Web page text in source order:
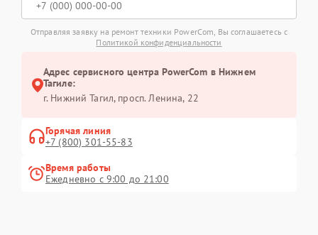
Отправляя заявку на ремонт техники PowerCom, Вы соглашаетесь с
Политикой конфиденциальности
Адрес сервисного центра PowerCom в Нижнем
Тагиле:
г. Нижний Тагил, просп. Ленина, 22
Горячая линия
+7 (800) 301-55-83
Время работы
Ежедневно с 9:00 до 21:00